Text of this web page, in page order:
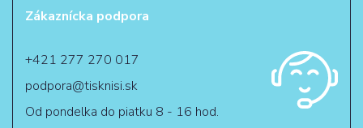
Zákaznícka podpora
+421 277 270 017
podpora@tisknisi.sk
Od pondelka do piatku 8 - 16 hod.